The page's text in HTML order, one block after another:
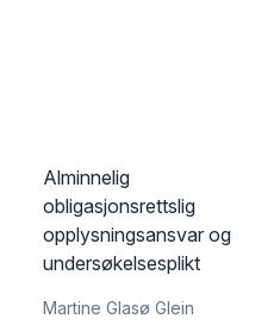
Alminnelig
obligasjonsrettslig
opplysningsansvar og
undersøkelsesplikt
Martine Glasø Glein